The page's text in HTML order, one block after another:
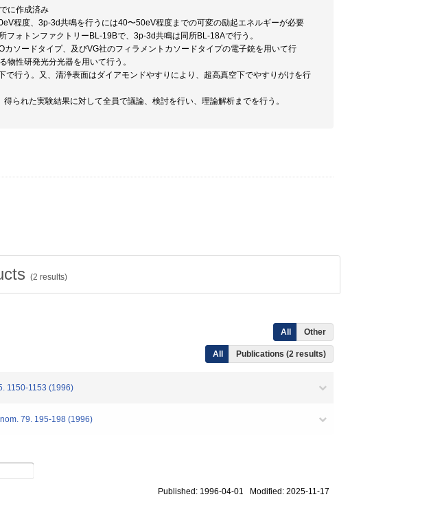
に作成済み
程度、3p-3d共鳴を行うには40〜50eV程度までの可変の励起エネルギーが必要
ォトンファクトリーBL-19Bで、3p-3d共鳴は同所BL-18Aで行う。
ソードタイプ、及びVG社のフィラメントカソードタイプの電子銃を用いて行
物性研発光分光器を用いて行う。
行う。又、清浄表面はダイアモンドやすりにより、超高真空下でやすりがけを行
られた実験結果に対して全員で議論、検討を行い、理論解析までを行う。
(2 results)
All Other
All Publications (2 results)
1150-1153 (1996)
79. 195-198 (1996)
Published: 1996-04-01 Modified: 2025-11-17